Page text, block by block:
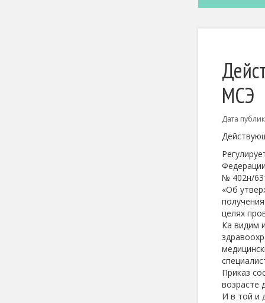
МСЭ
Дата
№ 402н/
«Об
целях
Ка видим
Приказ
возрасте
И в той и